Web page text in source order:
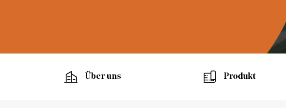
Über uns Produkt